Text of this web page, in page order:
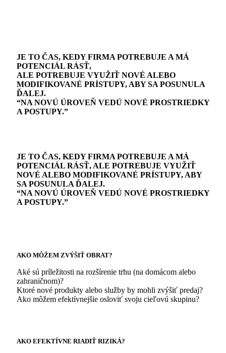
JE TO ČAS, KEDY FIRMA POTREBUJE A MÁ
POTENCIÁL RÁSŤ,
ALE POTREBUJE VYUŽIŤ NOVÉ ALEBO
MODIFIKOVANÉ PRÍSTUPY, ABY SA POSUNULA
ĎALEJ.
“NA NOVÚ ÚROVEŇ VEDÚ NOVÉ PROSTRIEDKY
A POSTUPY.”
JE TO ČAS, KEDY FIRMA POTREBUJE A MÁ
POTENCIÁL RÁSŤ, ALE POTREBUJE VYUŽIŤ
NOVÉ ALEBO MODIFIKOVANÉ PRÍSTUPY, ABY
SA POSUNULA ĎALEJ.
“NA NOVÚ ÚROVEŇ VEDÚ NOVÉ PROSTRIEDKY
A POSTUPY.”
AKO MÔŽEM ZVÝŠIŤ OBRAT?
Aké sú príležitosti na rozšírenie trhu (na domácom alebo
zahraničnom)?
Ktoré nové produkty alebo služby by mohli zvýšiť predaj?
Ako môžem efektívnejšie osloviť svoju cieľovú skupinu?
AKO EFEKTÍVNE RIADIŤ RIZIKÁ?